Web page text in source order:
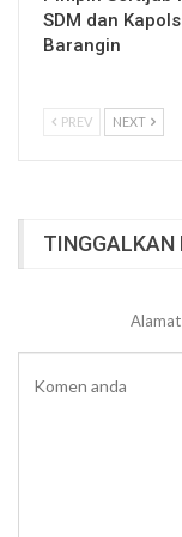
SDM dan
Barangin
PREV NEXT
TINGGALKAN